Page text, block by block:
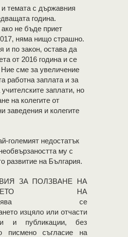
темата с държавния
година.
не бъде приет
няма нищо страшно.
и по закон, остава да
от 2016 година и се
сме за увеличение
работна заплата и за
заплати, но
на колегите от
заведения и колегите
големият недостатък
му с
развитие на България.
ЗА ПОЛЗВАНЕ НА
НА
се
изцяло или отчасти
и публикации, без
писмено съгласие на